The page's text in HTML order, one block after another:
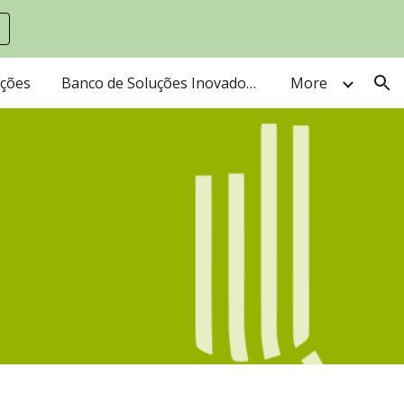
Banco de Soluções Inovadora e Sustentáveis More